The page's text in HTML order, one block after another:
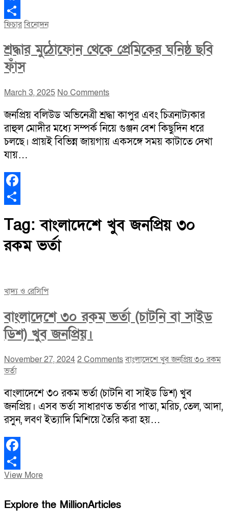
Facebook
Share
ফিচারবিনোদন
শ্রদ্ধার মুঠোফোন থেকে প্রেমিকের ঘনিষ্ঠ ছবি
ফাঁস
March 3, 2025 No Comments
জনপ্রিয় বলিউড অভিনেত্রী শ্রদ্ধা কাপুর এবং চিত্রনাট্যকার
রাহুল মোদীর মধ্যে সম্পর্ক নিয়ে গুঞ্জন বেশ কিছুদিন ধরে
চলছে। প্রায়ই বিভিন্ন জায়গায় একসঙ্গে সময় কাটাতে দেখা
যায়…
Facebook
Tag:বাংলাদেশে খুব জনপ্রিয় ৩০
রকম ভর্তা
খাদ্য ও রেসিপি
বাংলাদেশে ৩০ রকম ভর্তা (চাটনি বা সাইড
ডিশ) খুব জনপ্রিয়।
November 27, 20242 Commentsবাংলাদেশে খুব জনপ্রিয় ৩০ রকম
ভর্তা
বাংলাদেশে ৩০ রকম ভর্তা (চাটনি বা সাইড ডিশ) খুব
জনপ্রিয়। এসব ভর্তা সাধারণত ভর্তার পাতা, মরিচ, তেল, আদা,
রসুন, লবণ ইত্যাদি মিশিয়ে তৈরি করা হয়…
Facebook
Share
View Moreবাংলাদেশে
ভর্তা
Explore the MillionArticles